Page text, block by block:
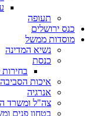
תעופה
כנס ירושלים
מוסדות ממשל
נשיא המדינה
כנסת
איכות הסביבה
אנרגיה
צה"ל ומשרד
בטחון פנים